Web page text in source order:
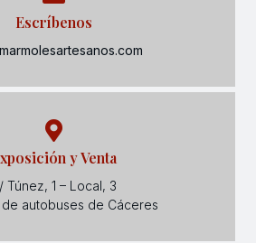
Escríbenos
y Venta
Túnez, 1 – Local, 3
de autobuses de Cáceres